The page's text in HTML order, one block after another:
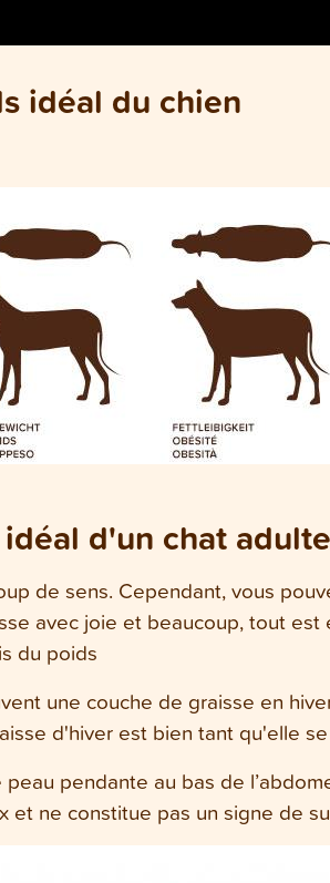
idéal du chien
d'un chat
de sens. Cependant, vous
avec joie et beaucoup, tout
du poids
une couche de graisse en
d'hiver est bien tant qu'elle
pendante au bas de
ne constitue pas un signe de